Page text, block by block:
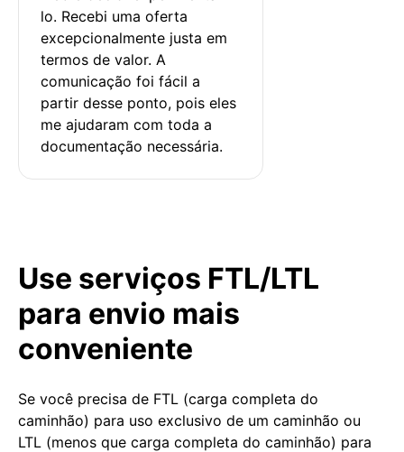
lo. Recebi uma oferta
excepcionalmente justa em
termos de valor. A
comunicação foi fácil a
partir desse ponto, pois eles
me ajudaram com toda a
documentação necessária.
Use serviços FTL/LTL
para envio mais
conveniente
Se você precisa de FTL (carga completa do
caminhão) para uso exclusivo de um caminhão ou
LTL (menos que carga completa do caminhão) para